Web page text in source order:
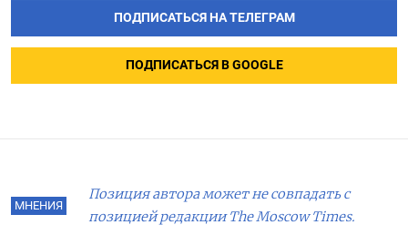
ПОДПИСАТЬСЯ НА ТЕЛЕГРАМ
ПОДПИСАТЬСЯ В GOOGLE
МНЕНИЯ
Позиция автора может не совпадать с
позицией редакции The Moscow Times.